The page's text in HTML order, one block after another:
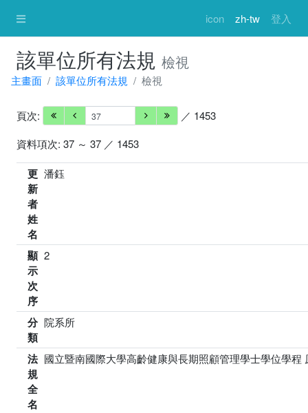
icon zh-tw 登入
該單位所有法規 檢視
主畫面 該單位所有法規 檢視
頁次:
／ 1453
資料項次: 37 ～ 37 ／ 1453
更
新
者
姓
名
潘鈺
顯
示
次
序
2
分
類
院系所
法
規
全
名
國立暨南國際大學高齡健康與長期照顧管理學士學位學